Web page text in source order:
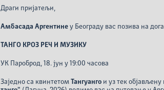
Драги пријатељи,
Амбасада Аргентине у Београду вас позива на
ТАНГО КРОЗ РЕЧ И МУЗИКУ
УК Пароброд, 18. јун у 19:00 часова
Заједно са квинтетомТангуанго и уз тек